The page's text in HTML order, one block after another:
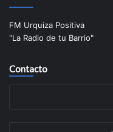
FM Urquiza Positiva
"La Radio de tu Barrio"
Contacto